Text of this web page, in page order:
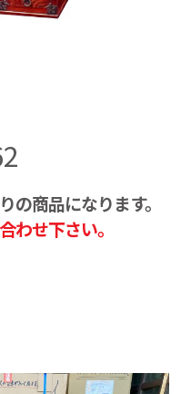
の商品になります。
わせ下さい。